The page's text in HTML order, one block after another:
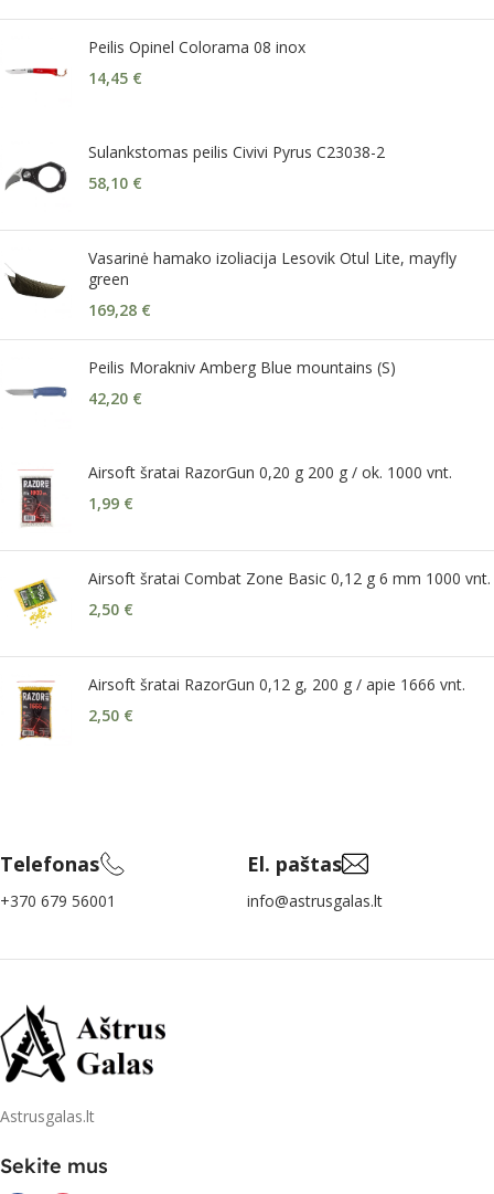
Peilis Opinel Colorama 08 inox
14,45 €
Sulankstomas peilis Civivi Pyrus C23038-2
58,10 €
Vasarinė hamako izoliacija Lesovik Otul Lite, mayfly
green
169,28 €
Peilis Morakniv Amberg Blue mountains (S)
42,20 €
Airsoft šratai RazorGun 0,20 g 200 g / ok. 1000 vnt.
1,99 €
Airsoft šratai Combat Zone Basic 0,12 g 6 mm 1000 vnt.
2,50 €
Airsoft šratai RazorGun 0,12 g, 200 g / apie 1666 vnt.
2,50 €
Telefonas
+370 679 56001
El. paštas
info@astrusgalas.lt
Astrusgalas.lt
Sekite mus